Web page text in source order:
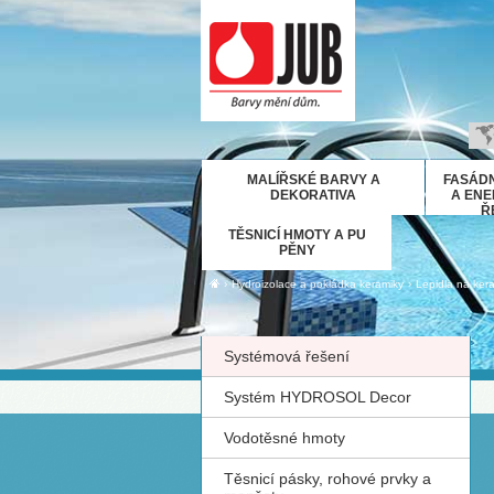
MALÍŘSKÉ BARVY A
DEKORATIVA
A
TĚSNICÍ HMOTY A PU
PĚNY
› Hydroizolace a pokládka keramiky › Lepidla na
Systémová řešení
Systém HYDROSOL Decor
Vodotěsné hmoty
Těsnicí pásky, rohové prvky a